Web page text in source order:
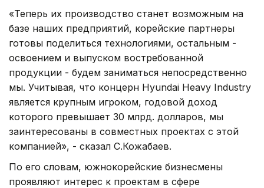
«Теперь их производство станет возможным на
базе наших предприятий, корейские партнеры
готовы поделиться технологиями, остальным -
освоением и выпуском востребованной
продукции - будем заниматься непосредственно
мы. Учитывая, что концерн Hyundai Heavy Industry
является крупным игроком, годовой доход
которого превышает 30 млрд. долларов, мы
заинтересованы в совместных проектах с этой
компанией», - сказал С.Кожабаев.
По его словам, южнокорейские бизнесмены
проявляют интерес к проектам в сфере